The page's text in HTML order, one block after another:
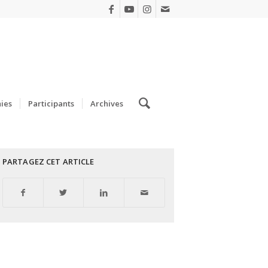
Participants Archives
PARTAGEZ CET ARTICLE